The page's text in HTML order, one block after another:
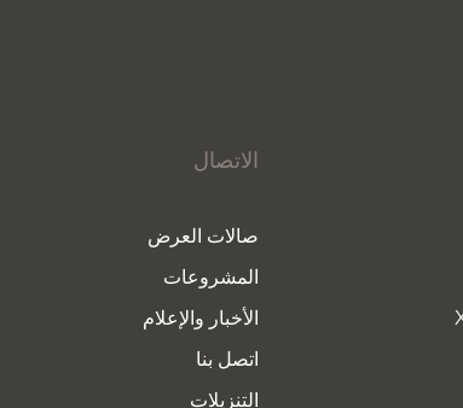
الاتصال
صالات العرض
المشروعات
الأخبار والإعلام
اتصل بنا
التنزيلات